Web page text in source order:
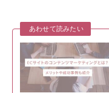
あわせて読みたい